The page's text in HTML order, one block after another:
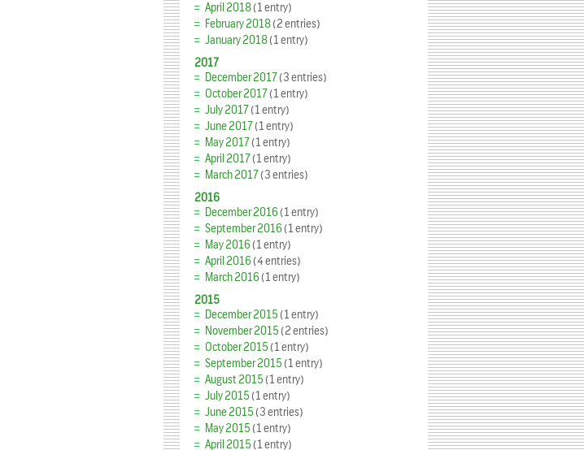
April 2018(1 entry)
February 2018(2 entries)
January 2018(1 entry)
2017
December 2017(3 entries)
October 2017(1 entry)
July 2017(1 entry)
June 2017(1 entry)
May 2017(1 entry)
April 2017(1 entry)
March 2017(3 entries)
2016
December 2016(1 entry)
September 2016(1 entry)
May 2016(1 entry)
April 2016(4 entries)
March 2016(1 entry)
2015
December 2015(1 entry)
November 2015(2 entries)
October 2015(1 entry)
September 2015(1 entry)
August 2015(1 entry)
July 2015(1 entry)
June 2015(3 entries)
May 2015(1 entry)
April 2015(1 entry)